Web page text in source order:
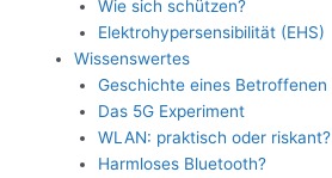
Wie sich schützen?
Elektrohypersensibilität (EHS)
Wissenswertes
Geschichte eines Betroffenen
Das 5G Experiment
WLAN: praktisch oder riskant?
Harmloses Bluetooth?